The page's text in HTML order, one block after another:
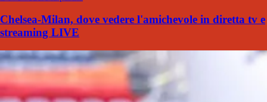
Chelsea-Milan, dove vedere l'amichevole in diretta tv e
streaming LIVE